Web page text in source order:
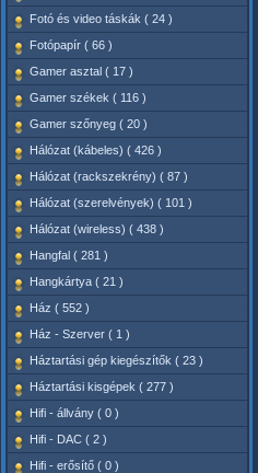
Fotó és video táskák ( 24 )
Fotópapír ( 66 )
Gamer asztal ( 17 )
Gamer székek ( 116 )
Gamer szőnyeg ( 20 )
Hálózat (kábeles) ( 426 )
Hálózat (rackszekrény) ( 87 )
Hálózat (szerelvények) ( 101 )
Hálózat (wireless) ( 438 )
Hangfal ( 281 )
Hangkártya ( 21 )
Ház ( 552 )
Ház - Szerver ( 1 )
Háztartási gép kiegészítők ( 23 )
Háztartási kisgépek ( 277 )
Hifi - állvány ( 0 )
Hifi - DAC ( 2 )
Hifi - erősítő ( 0 )